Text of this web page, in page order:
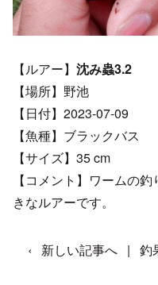
【ルアー】 沈み蟲3.2
【場所】野池
【日付】2023-07-09
【魚種】ブラックバス
【サイズ】35 cm
【コメント】ワームの
きなルアーです。
‹ 新しい記事へ | 釣